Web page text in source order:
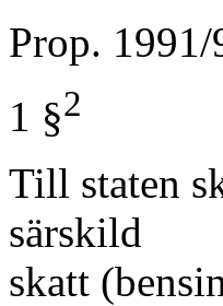
Prop.
1 §2
Till staten
särskild
skatt